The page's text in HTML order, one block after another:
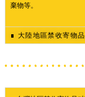
棄物等。
∎ 大陸地區禁收寄物